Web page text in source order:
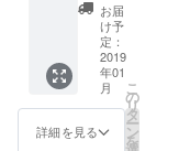
で。 限
定20
名！
も活動
する
Mina隊
長作、
アメリ
カのTV
でも
Music
Videoが
お届
け予
定：
2019
年01
月
詳細を見る
こ
の
リ
タ
ー
ン
を